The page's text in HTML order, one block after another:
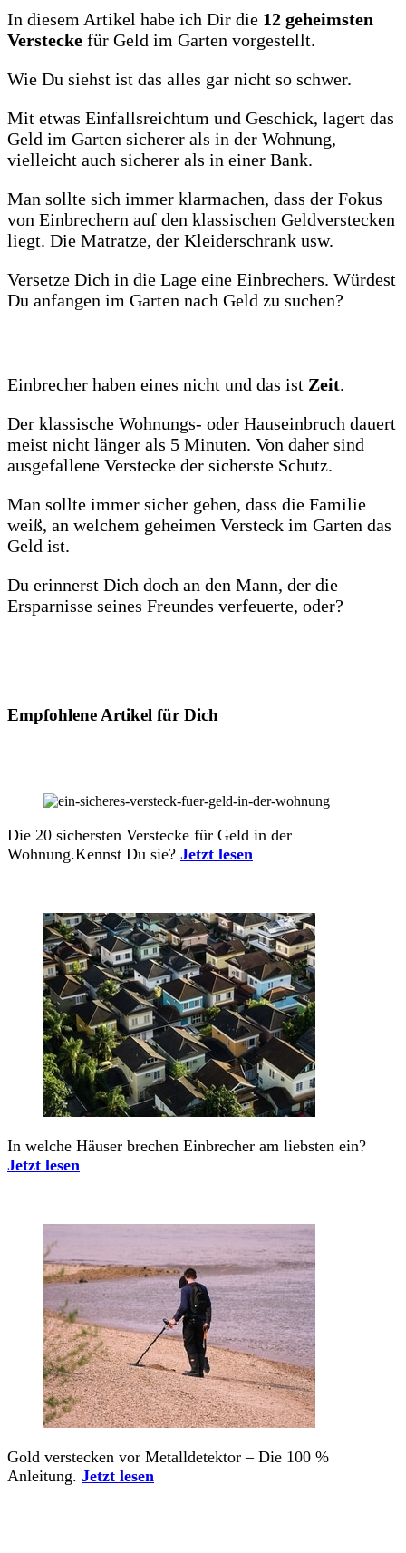
In diesem Artikel habe ich Dir die 12 geheimsten
Verstecke für Geld im Garten vorgestellt.
Wie Du siehst ist das alles gar nicht so schwer.
Mit etwas Einfallsreichtum und Geschick, lagert das
Geld im Garten sicherer als in der Wohnung,
vielleicht auch sicherer als in einer Bank.
Man sollte sich immer klarmachen, dass der Fokus
von Einbrechern auf den klassischen Geldverstecken
liegt. Die Matratze, der Kleiderschrank usw.
Versetze Dich in die Lage eine Einbrechers. Würdest
Du anfangen im Garten nach Geld zu suchen?
Einbrecher haben eines nicht und das ist Zeit.
Der klassische Wohnungs- oder Hauseinbruch dauert
meist nicht länger als 5 Minuten. Von daher sind
ausgefallene Verstecke der sicherste Schutz.
Man sollte immer sicher gehen, dass die Familie
weiß, an welchem geheimen Versteck im Garten das
Geld ist.
Du erinnerst Dich doch an den Mann, der die
Ersparnisse seines Freundes verfeuerte, oder?
Empfohlene Artikel für Dich
Die 20 sichersten Verstecke für Geld in der
Wohnung.Kennst Du sie? Jetzt lesen
In welche Häuser brechen Einbrecher am liebsten ein?
Jetzt lesen
Gold verstecken vor Metalldetektor – Die 100 %
Anleitung. Jetzt lesen